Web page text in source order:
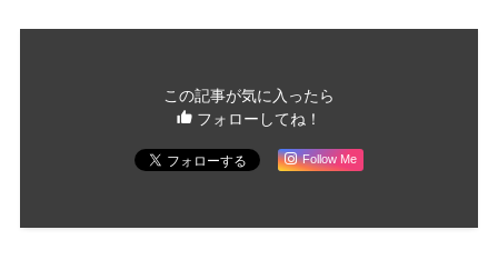
この記事が気に入ったら
フォローしてね！
Follow Me